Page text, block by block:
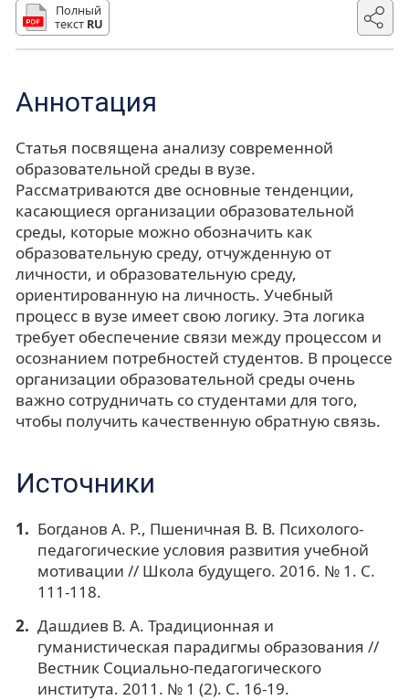
Полный
текст RU
Аннотация
Статья посвящена анализу современной
образовательной среды в вузе.
Рассматриваются две основные тенденции,
касающиеся организации образовательной
среды, которые можно обозначить как
образовательную среду, отчужденную от
личности, и образовательную среду,
ориентированную на личность. Учебный
процесс в вузе имеет свою логику. Эта логика
требует обеспечение связи между процессом и
осознанием потребностей студентов. В процессе
организации образовательной среды очень
важно сотрудничать со студентами для того,
чтобы получить качественную обратную связь.
Источники
Богданов А. Р., Пшеничная В. В. Психолого-
педагогические условия развития учебной
мотивации // Школа будущего. 2016. № 1. С.
111-118.
Дашдиев В. А. Традиционная и
гуманистическая парадигмы образования //
Вестник Социально-педагогического
института. 2011. № 1 (2). С. 16-19.